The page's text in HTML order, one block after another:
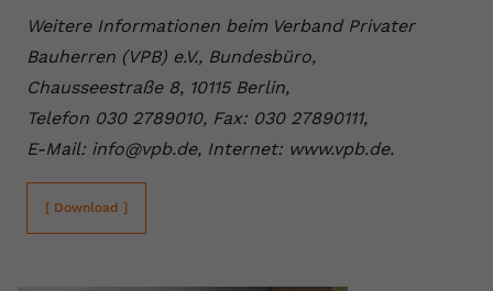
Weitere Informationen beim Verband Privater
Bauherren (VPB) e.V., Bundesbüro,
Chausseestraße 8, 10115 Berlin,
Telefon 030 2789010, Fax: 030 27890111,
E-Mail: info@vpb.de, Internet: www.vpb.de.
[ Download ]